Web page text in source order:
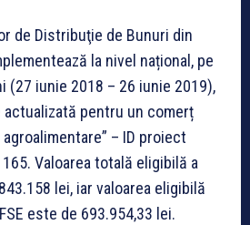
de Distribuţie de Bunuri din
la nivel național, pe
(27 iunie 2018 – 26 iunie 2019),
pentru un comerț
– ID proiect
Valoarea totală eligibilă a
lei, iar valoarea eligibilă
este de 693.954,33 lei.